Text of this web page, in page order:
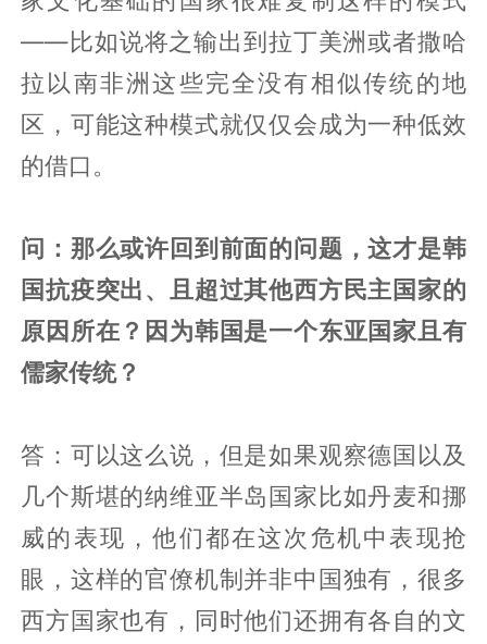
——比如说将之输出到拉丁美洲或者撒哈
拉以南非洲这些完全没有相似传统的地
区，可能这种模式就仅仅会成为一种低效
的借口。
问：那么或许回到前面的问题，这才是韩
国抗疫突出、且超过其他西方民主国家的
原因所在？因为韩国是一个东亚国家且有
儒家传统？
答：可以这么说，但是如果观察德国以及
几个斯堪的纳维亚半岛国家比如丹麦和挪
威的表现，他们都在这次危机中表现抢
眼，这样的官僚机制并非中国独有，很多
西方国家也有，同时他们还拥有各自的文